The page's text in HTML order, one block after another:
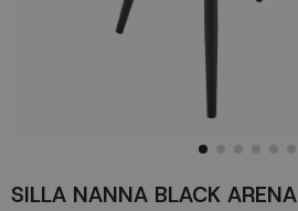
SILLA NANNA BLACK ARENA